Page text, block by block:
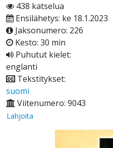
438 katselua
Ensilähetys: ke 18.1.2023
Jaksonumero: 226
Kesto: 30 min
Puhutut kielet:
englanti
Tekstitykset:
suomi
Viitenumero: 9043
Lahjoita